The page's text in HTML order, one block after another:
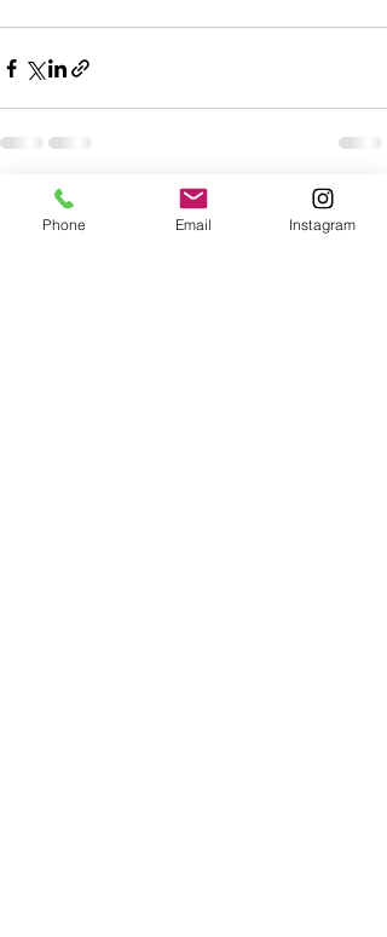
Aktuelle Beiträge Alle ansehen
Phone Email Instagram